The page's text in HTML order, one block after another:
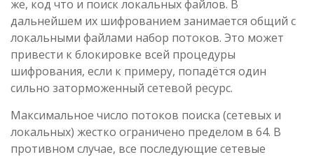
же, код что и поиск локальных файлов. В
дальнейшем их шифрованием занимается общий с
локальными файлами набор потоков. Это может
привести к блокировке всей процедуры
шифрования, если к примеру, попадётся один
сильно заторможенный сетевой ресурс.
Максимальное число потоков поиска (сетевых и
локальных) жестко ограничено пределом в 64. В
противном случае, все последующие сетевые